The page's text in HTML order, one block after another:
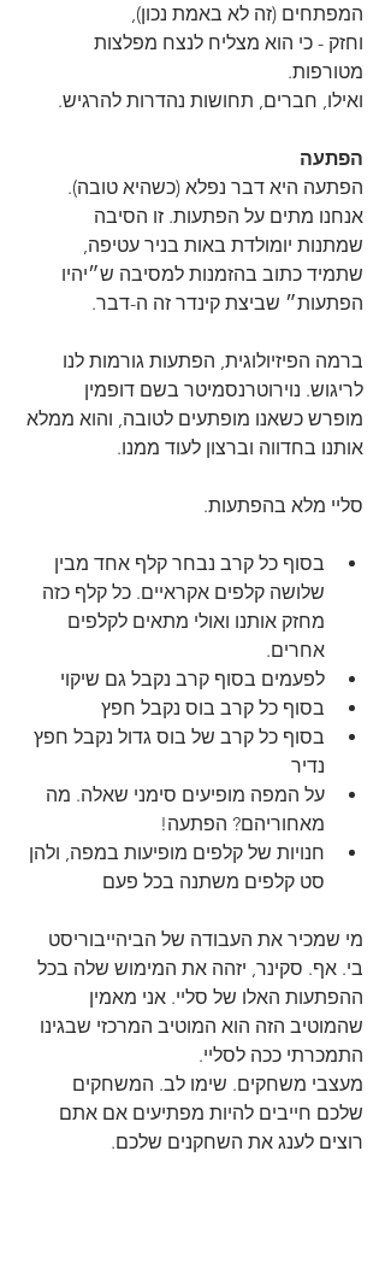
המפתחים (זה לא באמת נכון),
וחזק - כי הוא מצליח לנצח מפלצות
מטורפות.
ואילו, חברים, תחושות נהדרות להרגיש.
הפתעה
הפתעה היא דבר נפלא (כשהיא טובה).
אנחנו מתים על הפתעות. זו הסיבה
שמתנות יומולדת באות בניר עטיפה,
שתמיד כתוב בהזמנות למסיבה ש״יהיו
הפתעות״ שביצת קינדר זה ה-דבר.
ברמה הפיזיולוגית, הפתעות גורמות לנו
לריגוש. נוירוטרנסמיטר בשם דופמין
מופרש כשאנו מופתעים לטובה, והוא ממלא
אותנו בחדווה וברצון לעוד ממנו.
סליי מלא בהפתעות.
בסוף כל קרב נבחר קלף אחד מבין
שלושה קלפים אקראיים. כל קלף כזה
מחזק אותנו ואולי מתאים לקלפים
אחרים.
לפעמים בסוף קרב נקבל גם שיקוי
בסוף כל קרב בוס נקבל חפץ
בסוף כל קרב של בוס גדול נקבל חפץ
נדיר
על המפה מופיעים סימני שאלה. מה
מאחוריהם? הפתעה!
חנויות של קלפים מופיעות במפה, ולהן
סט קלפים משתנה בכל פעם
מי שמכיר את העבודה של הביהייבוריסט
בי. אף. סקינר, יזהה את המימוש שלה בכל
ההפתעות האלו של סליי. אני מאמין
שהמוטיב הזה הוא המוטיב המרכזי שבגינו
התמכרתי ככה לסליי.
מעצבי משחקים. שימו לב. המשחקים
שלכם חייבים להיות מפתיעים אם אתם
רוצים לענג את השחקנים שלכם.